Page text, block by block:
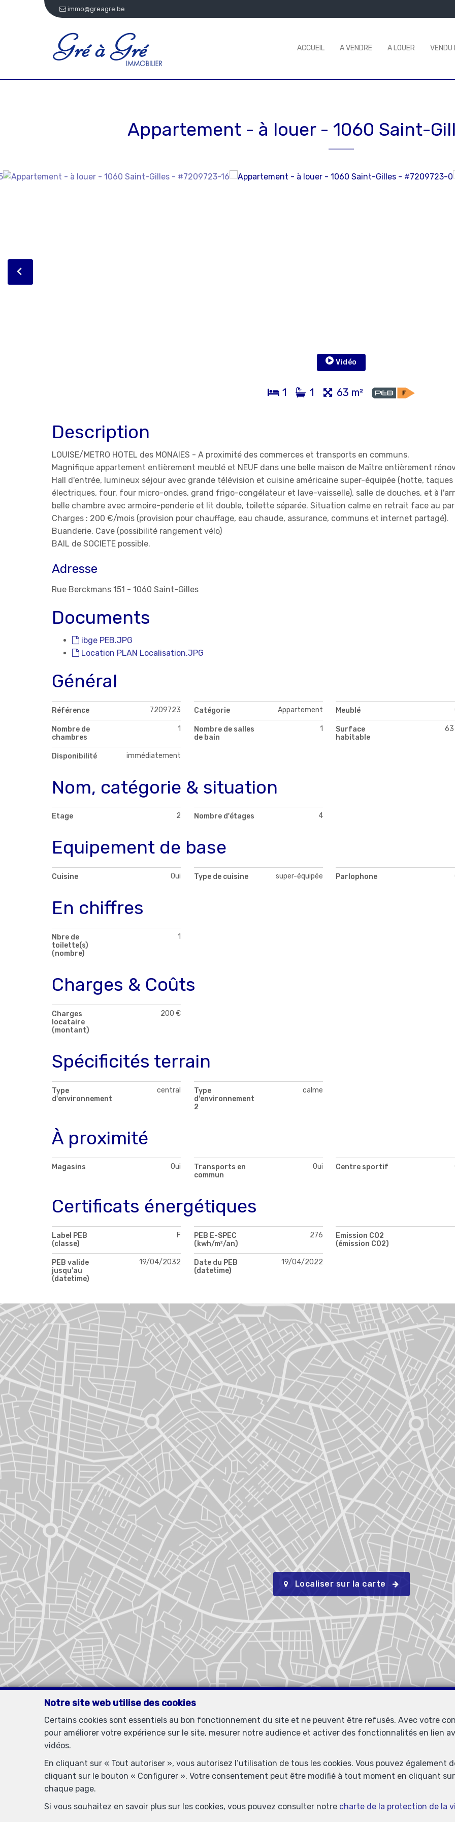
immo@greagre.be
ACCUEIL A VENDRE A LOUER VENDU
Appartement - à louer - 1060 Saint-
Vidéo
1 1 63 m²
Description
LOUISE/METRO HOTEL des MONAIES - A proximité des commerces et transports en communs.
Magnifique appartement entièrement meublé et NEUF dans une belle maison de Maître entièrement
Hall d'entrée, lumineux séjour avec grande télévision et cuisine américaine super-équipée (hotte, taques
électriques, four, four micro-ondes, grand frigo-congélateur et lave-vaisselle), salle de douches, et à
belle chambre avec armoire-penderie et lit double, toilette séparée. Situation calme en retrait face au
Charges : 200 €/mois (provision pour chauffage, eau chaude, assurance, communs et internet partagé).
Buanderie. Cave (possibilité rangement vélo)
BAIL de SOCIETE possible.
Adresse
Rue Berckmans 151 - 1060 Saint-Gilles
Documents
ibge PEB.JPG
Location PLAN Localisation.JPG
Général
Référence 7209723 Catégorie Appartement Meublé
Nombre de
chambres
1
Nombre de salles
de bain
1
Surface
habitable
63
Disponibilité immédiatement
Nom, catégorie & situation
Etage 2 Nombre d'étages 4
Equipement de base
Cuisine Oui Type de cuisine super-équipée Parlophone
En chiffres
Nbre de
toilette(s)
(nombre)
1
Charges & Coûts
Charges
locataire
(montant)
200 €
Spécificités terrain
Type
d'environnement
central
Type
d'environnement
2
calme
À proximité
Magasins Oui
Transports en
commun
Oui Centre sportif
Certificats énergétiques
Label PEB
(classe)
F
PEB E-SPEC
(kwh/m²/an)
276
Emission CO2
(émission CO2)
PEB valide
jusqu'au
(datetime)
19/04/2032
Date du PEB
(datetime)
19/04/2022
Localiser sur la carte
Notre site web utilise des cookies
Certains cookies sont essentiels au bon fonctionnement du site et ne peuvent être refusés. Avec votre
pour améliorer votre expérience sur le site, mesurer notre audience et activer des fonctionnalités en lien
vidéos.
En cliquant sur « Tout autoriser », vous autorisez l’utilisation de tous les cookies. Vous pouvez également
cliquant sur le bouton « Configurer ». Votre consentement peut être modifié à tout moment en cliquant
chaque page.
Si vous souhaitez en savoir plus sur les cookies, vous pouvez consulter notre charte de la protection de la